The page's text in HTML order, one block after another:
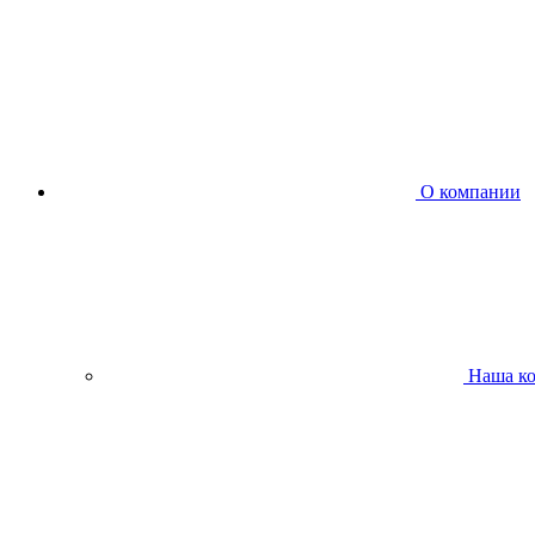
О компании
Наша